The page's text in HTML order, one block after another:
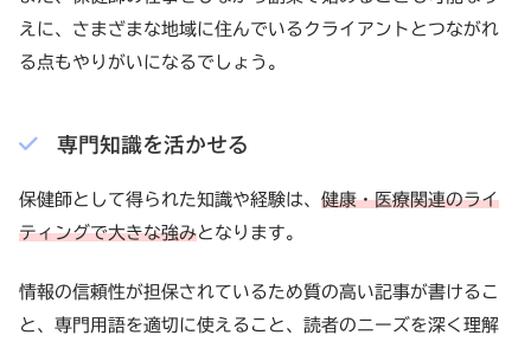
えに、さまざまな地域に住んでいるクライアントとつながれ
る点もやりがいになるでしょう。
専門知識を活かせる
保健師として得られた知識や経験は、 健康・医療関連のライ
ティングで大きな強みとなります。
情報の信頼性が担保されているため質の高い記事が書けるこ
と、専門用語を適切に使えること、読者のニーズを深く理解